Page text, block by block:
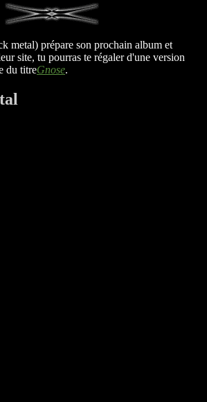
metal) prépare son prochain album et
site, tu pourras te régaler d'une version
du titreGnose.